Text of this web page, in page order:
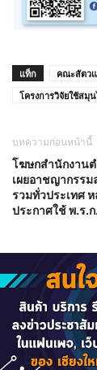
แท็ก คณะสัตว
โครงการวิจัยใช้สมุ
บทความก่อนหน้านี้
โฆษกสำนักงาน
เผยอาชญากรร
รวมทั่วประเทศ
ประกาศใช้ พ.ร.